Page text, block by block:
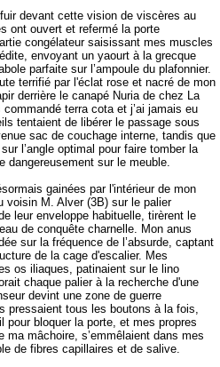
devant cette vision de viscères au
ont ouvert et refermé la porte
congélateur saisissant mes muscles
envoyant un yaourt à la grecque
parfaite sur l’ampoule du plafonnier.
terrifié par l'éclat rose et nacré de mon
derrière le canapé Nuria de chez La
terra cota et j’ai jamais eu
tentaient de libérer le passage sous
sac de couchage interne, tandis que
l’angle optimal pour faire tomber la
dangereusement sur le meuble.
gainées par l'intérieur de mon
voisin M. Alver (3B) sur le palier
leur enveloppe habituelle, tirèrent le
de conquête charnelle. Mon anus
sur la fréquence de l’absurde, captant
de la cage d'escalier. Mes
os iliaques, patinaient sur le lino
chaque palier à la recherche d'une
devint une zone de guerre
pressaient tous les boutons à la fois,
bloquer la porte, et mes propres
ma mâchoire, s’emmêlaient dans mes
de fibres capillaires et de salive.